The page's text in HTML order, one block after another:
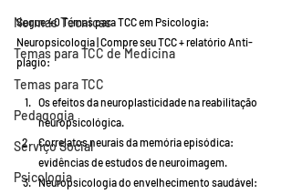
Normas Técnicas
Temas para TCC de Medicina
Temas para TCC
Pedagogia
Serviço Social
Psicologia
Segue 40 Temas para TCC em Psicologia:
Neuropsicologia | Compre seu TCC + relatório Anti-
plágio:
Os efeitos da neuroplasticidade na reabilitação
neuropsicológica.
Correlatos neurais da memória episódica:
evidências de estudos de neuroimagem.
Neuropsicologia do envelhecimento saudável: